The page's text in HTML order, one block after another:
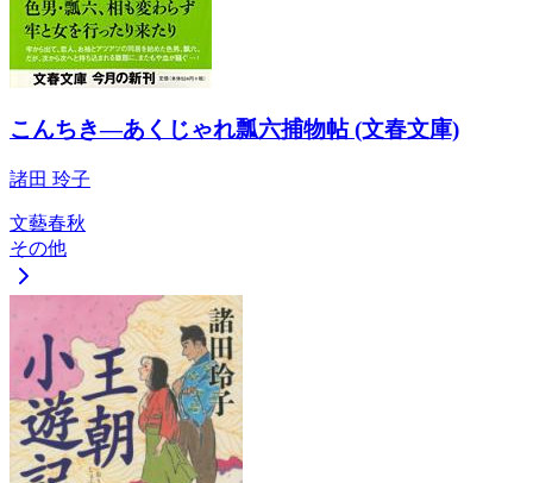
こんちき―あくじゃれ瓢六捕物帖 (文春文庫)
諸田 玲子
文藝春秋
その他